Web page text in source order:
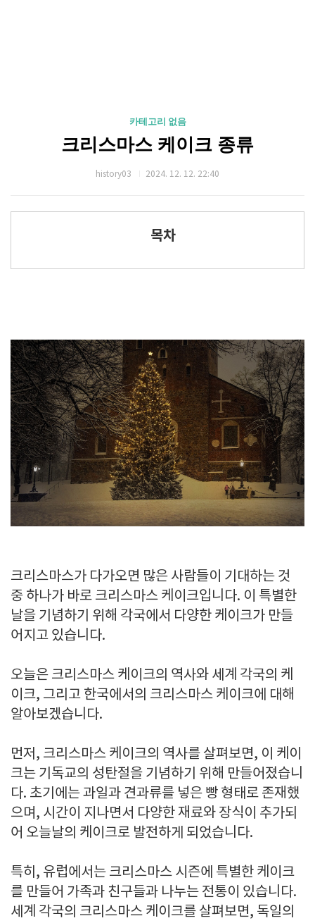
카테고리 없음
크리스마스 케이크 종류
history03 2024. 12. 12. 22:40
목차
크리스마스가 다가오면 많은 사람들이 기대하는 것
중 하나가 바로 크리스마스 케이크입니다. 이 특별한
날을 기념하기 위해 각국에서 다양한 케이크가 만들
어지고 있습니다.
오늘은 크리스마스 케이크의 역사와 세계 각국의 케
이크, 그리고 한국에서의 크리스마스 케이크에 대해
알아보겠습니다.
먼저, 크리스마스 케이크의 역사를 살펴보면, 이 케이
크는 기독교의 성탄절을 기념하기 위해 만들어졌습니
다. 초기에는 과일과 견과류를 넣은 빵 형태로 존재했
으며, 시간이 지나면서 다양한 재료와 장식이 추가되
어 오늘날의 케이크로 발전하게 되었습니다.
특히, 유럽에서는 크리스마스 시즌에 특별한 케이크
를 만들어 가족과 친구들과 나누는 전통이 있습니다.
세계 각국의 크리스마스 케이크를 살펴보면, 독일의